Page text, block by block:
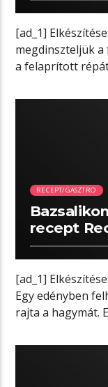
[ad_1]
megdinszteljük
a felaprított
RECEPT/GASZTRO
recept
[ad_1]
Egy edényben
rajta a hagymát.